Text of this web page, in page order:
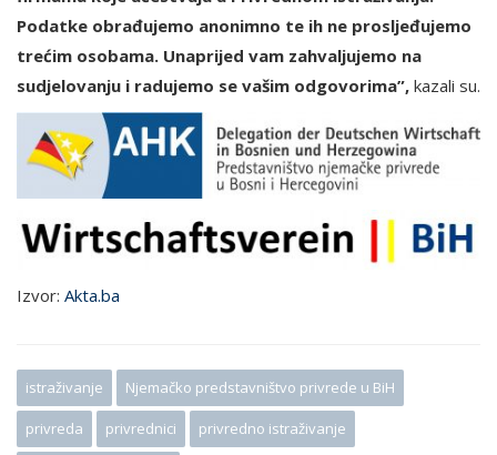
Podatke obrađujemo anonimno te ih ne prosljeđujemo
trećim osobama. Unaprijed vam zahvaljujemo na
sudjelovanju i radujemo se vašim odgovorima”, kazali su.
Izvor: Akta.ba
istraživanje Njemačko predstavništvo privrede u BiH
privreda privrednici privredno istraživanje